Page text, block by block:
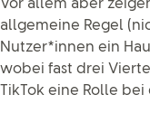
Vor allem aber
allgemeine Regel
Nutzer*innen ein
wobei fast drei
TikTok eine Rolle